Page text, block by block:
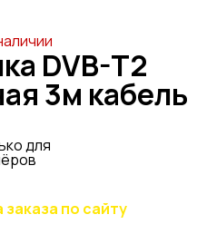
DVB-T2
3м кабель
для
по сайту